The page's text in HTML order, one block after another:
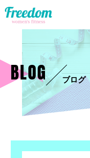
BLOG ブログ